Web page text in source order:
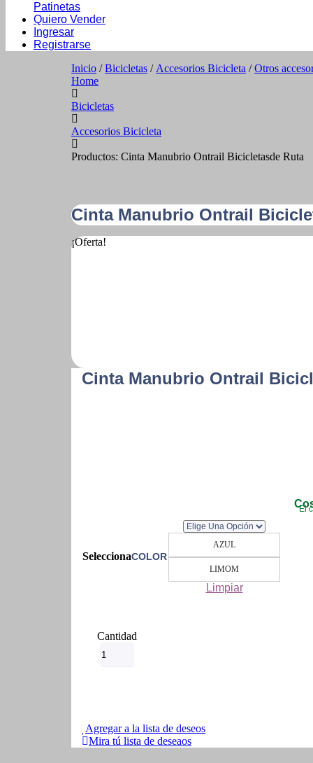
Patinetas
Quiero Vender
Ingresar
Registrarse
Inicio /Bicicletas / Accesorios Bicicleta /Otros
Home
Bicicletas
Accesorios Bicicleta
Productos: Cinta Manubrio Ontrail Bicicletasde Ruta
Cinta Manubrio Ontrail
¡Oferta!
Cinta Manubrio Ontrail
El
COLOR
AZUL
LIMOM
Limpiar
Cinta
Agregar a la lista de deseos
Mira tú lista de deseaos